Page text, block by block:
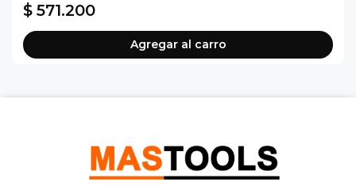
$ 571.200
Agregar al carro